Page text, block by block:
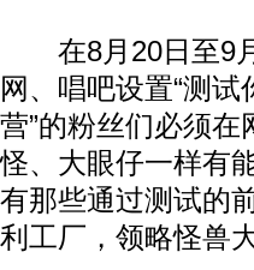
在8月20日至9月
网、唱吧设置“测
营”的粉丝们必须
怪、大眼仔一样有
有那些通过测试的
利工厂，领略怪兽